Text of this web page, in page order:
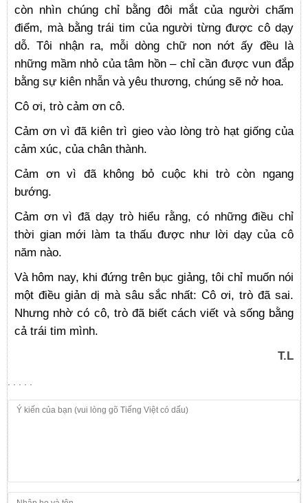
còn nhìn chúng chỉ bằng đôi mắt của người chấm
điểm, mà bằng trái tim của người từng được cô dạy
dỗ. Tôi nhận ra, mỗi dòng chữ non nớt ấy đều là
những mầm nhỏ của tâm hồn – chỉ cần được vun đắp
bằng sự kiên nhẫn và yêu thương, chúng sẽ nở hoa.
Cô ơi, trò cảm ơn cô.
Cảm ơn vì đã kiên trì gieo vào lòng trò hạt giống của
cảm xúc, của chân thành.
Cảm ơn vì đã không bỏ cuộc khi trò còn ngang
bướng.
Cảm ơn vì đã dạy trò hiểu rằng, có những điều chỉ
thời gian mới làm ta thấu được như lời dạy của cô
năm nào.
Và hôm nay, khi đứng trên bục giảng, tôi chỉ muốn nói
một điều giản dị mà sâu sắc nhất: Cô ơi, trò đã sai.
Nhưng nhờ có cô, trò đã biết cách viết và sống bằng
cả trái tim mình.
T.L